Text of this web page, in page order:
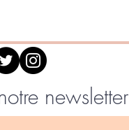
newsletter